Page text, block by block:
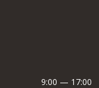
9:00 — 17:00